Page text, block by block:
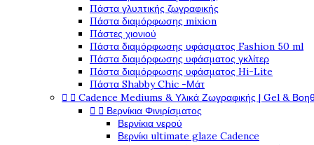
Πάστα γλυπτικής ζωγραφικής
Πάστα διαμόρφωσης mixion
Πάστες χιονιού
Πάστα διαμόρφωσης υφάσματος Fashion 50 ml
Πάστα διαμόρφωσης υφάσματος γκλίτερ
Πάστα διαμόρφωσης υφάσματος Hi-Lite
Πάστα Shabby Chic -Μάτ
  Cadence Mediums & Υλικά Ζωγραφικής | Gel &
  Βερνίκια Φινιρίσματος
Βερνίκια νερού
Βερνίκι ultimate glaze Cadence